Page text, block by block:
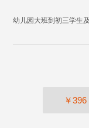
幼儿园大班到初三学生
￥396